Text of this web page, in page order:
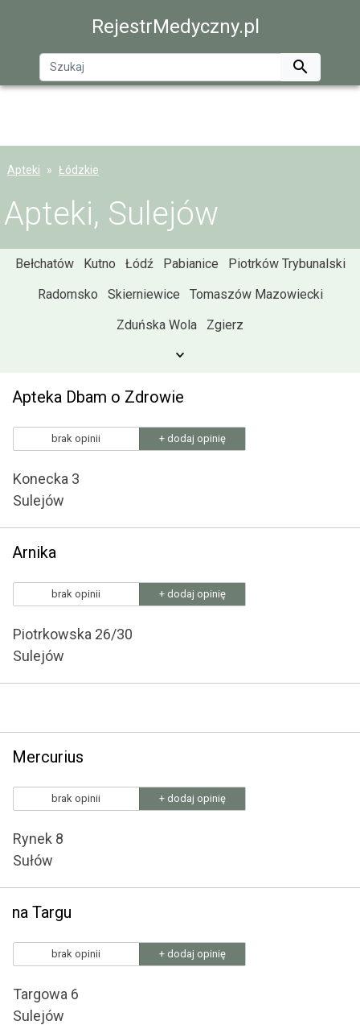
RejestrMedyczny.pl

Apteki Łódzkie
Apteki, Sulejów
Bełchatów Kutno Łódź Pabianice
Piotrków Trybunalski
Radomsko
Skierniewice
Tomaszów Mazowiecki
Zduńska Wola
Zgierz
Apteka Dbam o Zdrowie
brak opinii + dodaj opinię
Konecka 3
Sulejów
Arnika
brak opinii + dodaj opinię
Piotrkowska 26/30
Sulejów
Mercurius
brak opinii + dodaj opinię
Rynek 8
Sułów
na Targu
brak opinii + dodaj opinię
Targowa 6
Sulejów